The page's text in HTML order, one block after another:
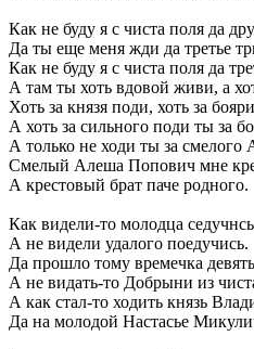
Как не буду я с чиста поля да
Да ты еще меня жди да третье
Как не буду я с чиста поля да
А там ты хоть вдовой живи, а
Хоть за князя поди, хоть за
А хоть за сильного поди ты за
А только не ходи ты за
Смелый Алеша Попович мне
А крестовый брат паче родного.
Как видели-то молодца
А не видели удалого поедучись.
Да прошло тому времечка
А не видать-то Добрыни из
А как стал-то ходить князь
Да на молодой Настасье